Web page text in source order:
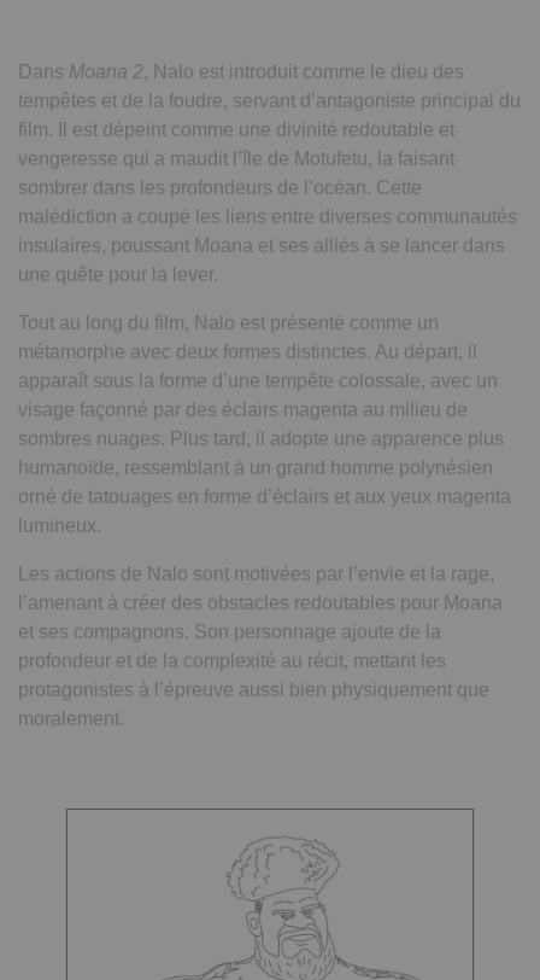
Dans Moana 2, Nalo est introduit comme le dieu des
tempêtes et de la foudre, servant d’antagoniste principal du
film. Il est dépeint comme une divinité redoutable et
vengeresse qui a maudit l’île de Motufetu, la faisant
sombrer dans les profondeurs de l’océan. Cette
malédiction a coupé les liens entre diverses communautés
insulaires, poussant Moana et ses alliés à se lancer dans
une quête pour la lever.
Tout au long du film, Nalo est présenté comme un
métamorphe avec deux formes distinctes. Au départ, il
apparaît sous la forme d’une tempête colossale, avec un
visage façonné par des éclairs magenta au milieu de
sombres nuages. Plus tard, il adopte une apparence plus
humanoïde, ressemblant à un grand homme polynésien
orné de tatouages en forme d’éclairs et aux yeux magenta
lumineux.
Les actions de Nalo sont motivées par l’envie et la rage,
l’amenant à créer des obstacles redoutables pour Moana
et ses compagnons. Son personnage ajoute de la
profondeur et de la complexité au récit, mettant les
protagonistes à l’épreuve aussi bien physiquement que
moralement.